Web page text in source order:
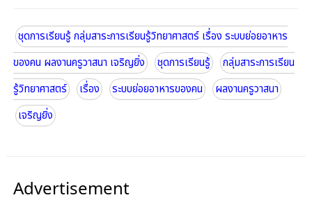
ชุดการเรียนรู้ กลุ่มสาระการเรียนรู้วิทยาศาสตร์ เรื่อง ระบบย่อยอาหาร
ของคน ผลงานครูวาสนา เจริญยิ่ง
ชุดการเรียนรู้
กลุ่มสาระการเรียน
รู้วิทยาศาสตร์
เรื่อง ระบบย่อยอาหารของคน
ผลงานครูวาสนา
เจริญยิ่ง
Advertisement